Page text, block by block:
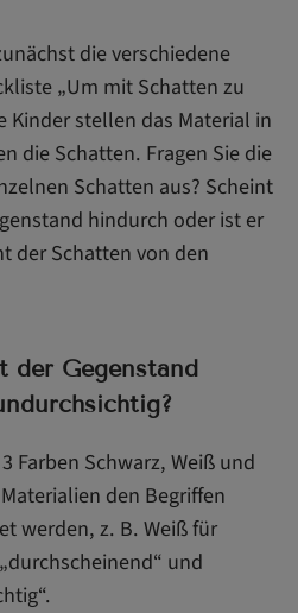
die verschiedene
„Um mit Schatten zu
Kinder stellen das Material in
die Schatten. Fragen Sie die
Schatten aus? Scheint
hindurch oder ist er
der Schatten von den
der Gegenstand
Farben Schwarz, Weiß und
den Begriffen
werden, z. B. Weiß für
und